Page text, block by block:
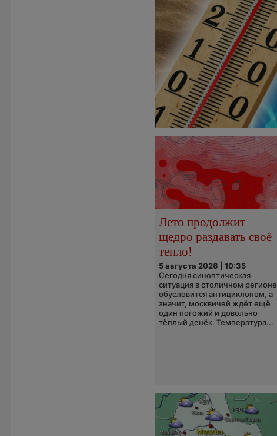
Лето продолжит
щедро раздавать своё
тепло!
5 августа 2026 | 10:35
Сегодня синоптическая
ситуация в столичном регионе
обусловится антициклоном, а
значит, москвичей ждёт ещё
один погожий и довольно
тёплый денёк. Температура...